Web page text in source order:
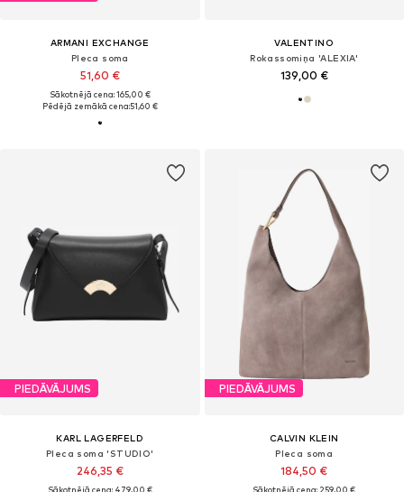
ARMANI EXCHANGE
Pleca soma
51,60 €
Sākotnējā cena: 165,00 €
Pēdējā zemākā cena:51,60 €
VALENTINO
Rokassomiņa 'ALEXIA'
139,00 €
PIEDĀVĀJUMS
KARL LAGERFELD
Pleca soma 'STUDIO'
246,35 €
Sākotnējā cena: 479,00 €
PIEDĀVĀJUMS
CALVIN KLEIN
Pleca soma
184,50 €
Sākotnējā cena: 259,00 €